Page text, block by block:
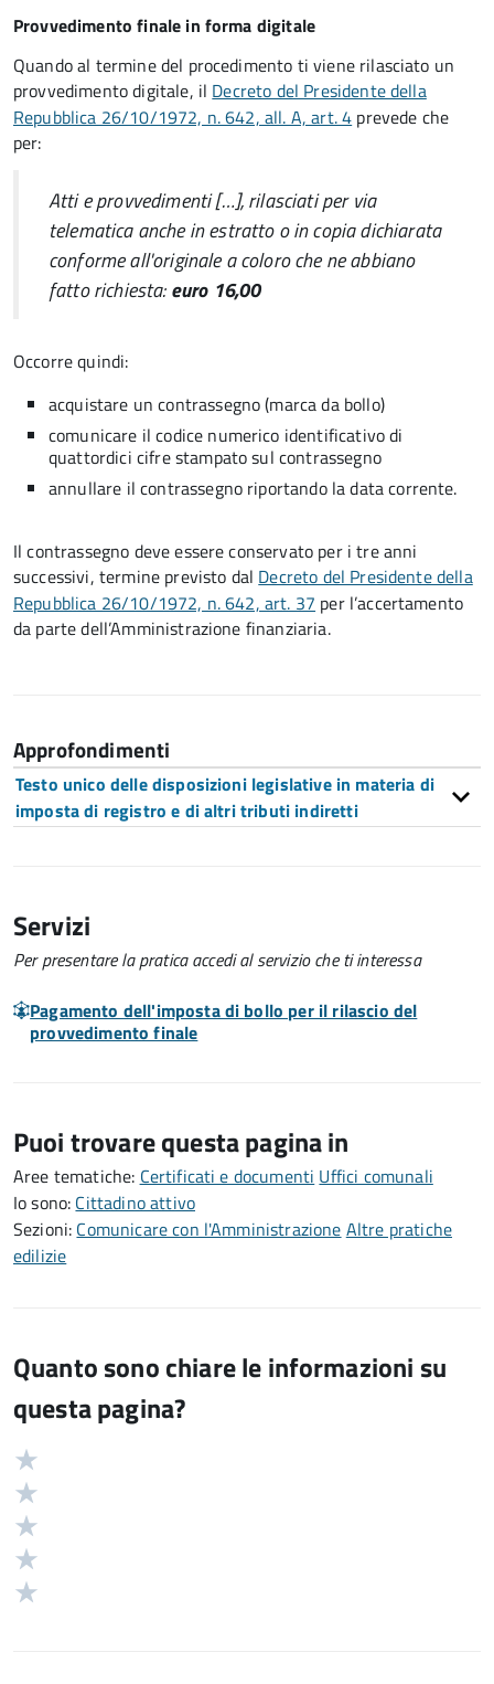
Provvedimento finale in forma digitale
Quando al termine del procedimento ti viene rilasciato un
provvedimento digitale, il Decreto del Presidente della
Repubblica 26/10/1972, n. 642, all. A, art. 4 prevede che
per:
Atti e provvedimenti […], rilasciati per via
telematica anche in estratto o in copia dichiarata
conforme all'originale a coloro che ne abbiano
fatto richiesta:euro 16,00
Occorre quindi:
acquistare un contrassegno (marca da bollo)
comunicare il codice numerico identificativo di
quattordici cifre stampato sul contrassegno
annullare il contrassegno riportando la data corrente.
Il contrassegno deve essere conservato per i tre anni
successivi, termine previsto dal Decreto del Presidente della
Repubblica 26/10/1972, n. 642, art. 37 per l’accertamento
da parte dell’Amministrazione finanziaria.
Approfondimenti
Testo unico delle disposizioni legislative in materia di
imposta di registro e di altri tributi indiretti
Servizi
Per presentare la pratica accedi al servizio che ti interessa
Pagamento dell'imposta di bollo per il rilascio del
provvedimento finale
Puoi trovare questa pagina in
Aree tematiche: Certificati e documenti Uffici comunali
Io sono: Cittadino attivo
Sezioni: Comunicare con l'Amministrazione Altre pratiche
edilizie
Quanto sono chiare le informazioni su
questa pagina?
Valutazione